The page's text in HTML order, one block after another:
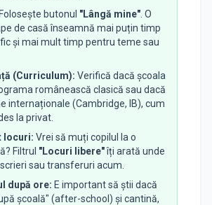
Folosește butonul "Lângă mine" . O
de casă înseamnă mai puțin timp
și mai mult timp pentru teme sau
(Curriculum): Verifică dacă școala
românească clasică sau dacă
internaționale (Cambridge, IB), cum
la privat.
locuri: Vrei să muți copilul la o
Filtrul "Locuri libere"îți arată unde
sau transferuri acum.
după ore: E important să știi dacă
școală" (after-school) și cantină,